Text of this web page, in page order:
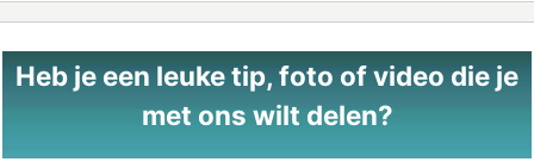
Heb je een leuke tip, foto of video die je
met ons wilt delen?